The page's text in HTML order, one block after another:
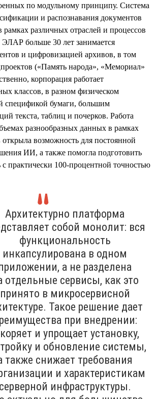
по модульному принципу. Система
и распознавания документов
различных отраслей и процессов
ЭЛАР больше 30 лет занимается
и цифровизацией архивов, в том
(«Память народа», «Мемориал»
корпорация работает
классов, в разном физическом
спецификой бумаги, большим
текста, таблиц и почерков. Работа
разнообразных данных в рамках
возможность для постоянной
ИИ, а также помогла подготовить
практически 100-процентной точностью
Архитектурно платформа
собой монолит: вся
функциональность
инкапсулирована в одном
а не разделена
отдельные сервисы, как это
принято в микросервисной
Такое решение дает
при внедрении:
и упрощает установку,
и обновление системы,
также снижает требования
и характеристикам
серверной инфраструктуры.